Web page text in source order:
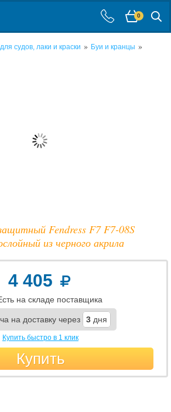
0
судов, лаки и краски » Буи и кранцы »
Fendress F7 F7-08S
из черного акрила
4 405
на складе поставщика
на доставку через 3 дня
Купить быстро в 1 клик
Купить